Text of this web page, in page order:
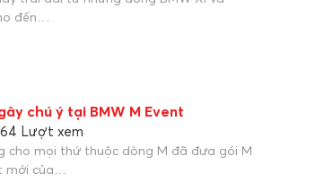
đến…
chú ý tại BMW M Event
Lượt xem
cho mọi thứ thuộc dòng M đã đưa gói M
mới của…